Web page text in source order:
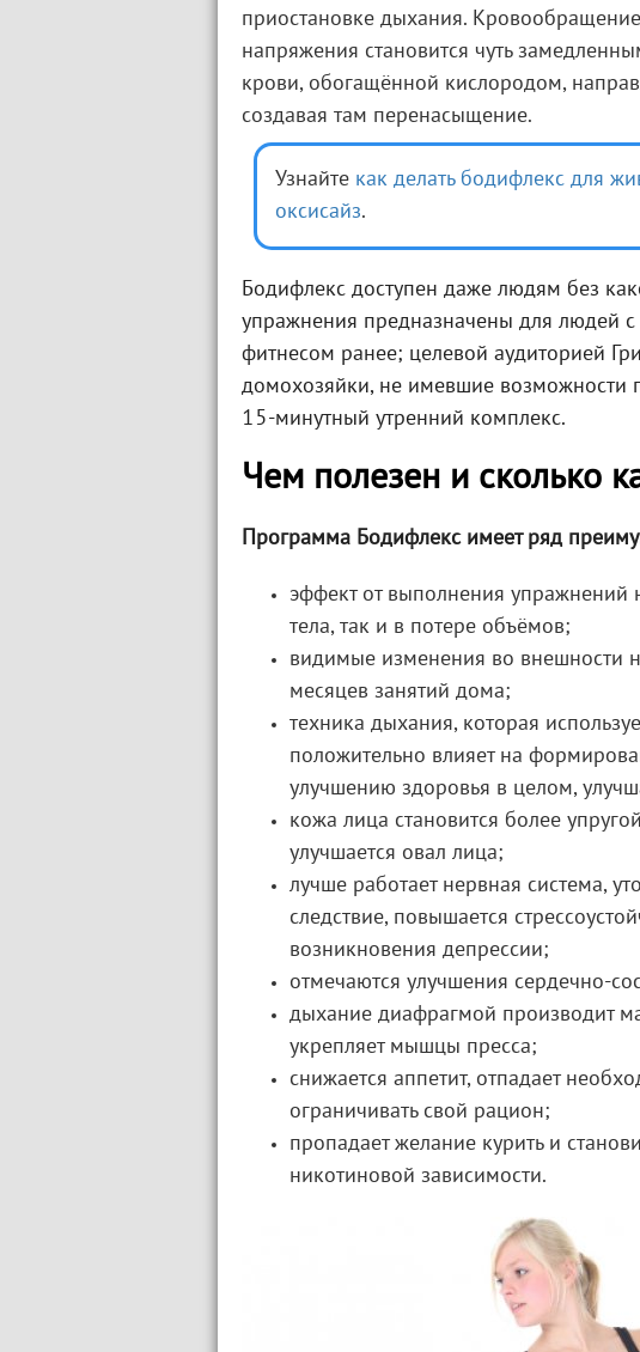
приостановке дыхания.
напряжения становится чуть
крови, обогащённой кислородом,
создавая там перенасыщение.
Узнайте как делать бодифлекс для
оксисайз.
Бодифлекс доступен даже людям без
упражнения предназначены для людей
фитнесом ранее; целевой аудиторией
домохозяйки, не имевшие возможности
15-минутный утренний комплекс.
Чем полезен и сколько
Программа Бодифлекс имеет ряд
эффект от выполнения упражнений
тела, так и в потере объёмов;
видимые изменения во внешности
месяцев занятий дома;
техника дыхания, которая
положительно влияет на
улучшению здоровья в целом,
кожа лица становится более
улучшается овал лица;
лучше работает нервная система,
следствие, повышается
возникновения депрессии;
отмечаются улучшения сердечно-
дыхание диафрагмой производит
укрепляет мышцы пресса;
снижается аппетит, отпадает
ограничивать свой рацион;
пропадает желание курить и
никотиновой зависимости.